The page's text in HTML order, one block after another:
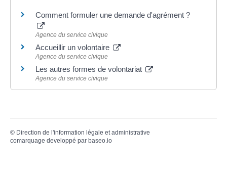
Comment formuler une demande d'agrément ?
Agence du service civique
Accueillir un volontaire
Agence du service civique
Les autres formes de volontariat
Agence du service civique
© Direction de l'information légale et administrative
comarquage developpé par baseo.io